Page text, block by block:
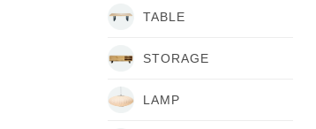
TABLE
STORAGE
LAMP